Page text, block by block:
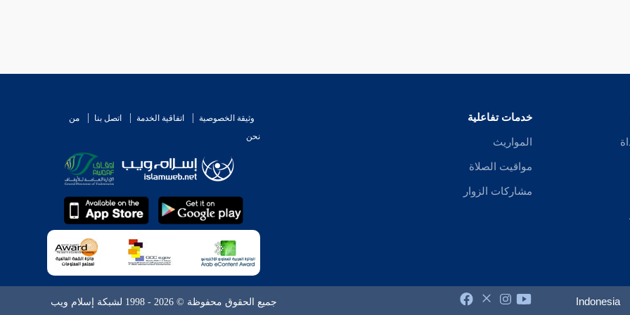
خدمات تفاعلية
المواريث
مواقيت الصلاة
مشاركات الزوار
وثيقة الخصوصية اتفاقية الخدمة اتصل بنا
من
نحن
Indonesia جميع الحقوق محفوظة © 2026 - 1998 لشبكة إسلام ويب